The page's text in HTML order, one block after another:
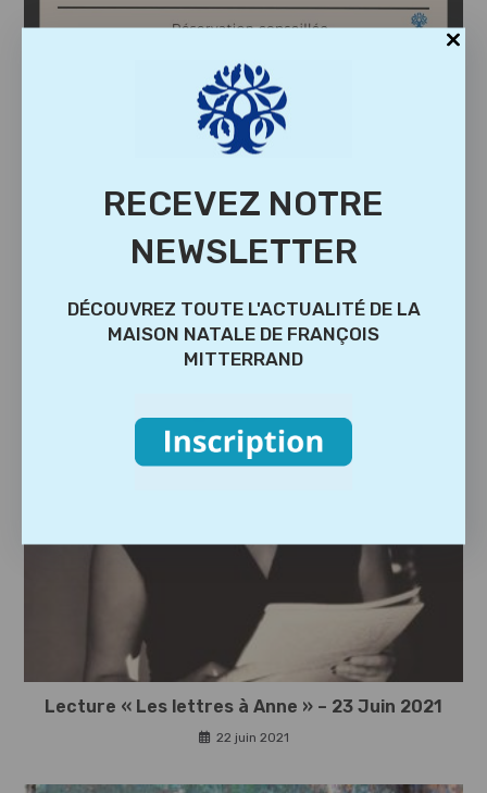
Ouverture de la billetterie du festival « Prise
20 avril 2024
Lecture « Les lettres à Anne » – 23 Juin 2021
22 juin 2021
RECEVEZ NOTRE
NEWSLETTER
DÉCOUVREZ TOUTE L'ACTUALITÉ DE LA
MAISON NATALE DE FRANÇOIS
MITTERRAND